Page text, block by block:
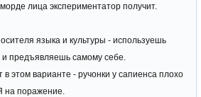
лица экспериментатор получит.
языка и культуры - используешь
предъявляешь самому себе.
в этом варианте - ручонки у сапиенса плохо
на поражение.